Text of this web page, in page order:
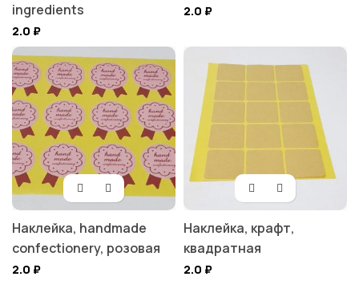
ingredients
2.0 ₽
2.0 ₽
Наклейка, handmade
confectionery, розовая
2.0 ₽
Наклейка, крафт,
квадратная
2.0 ₽